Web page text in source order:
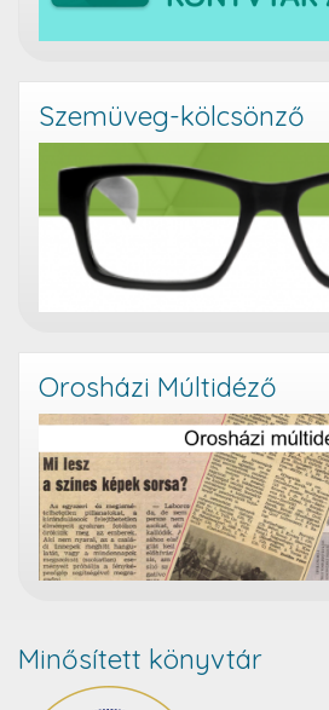
Szemüveg-kölcsönző
Orosházi Múltidéző
Minősített könyvtár